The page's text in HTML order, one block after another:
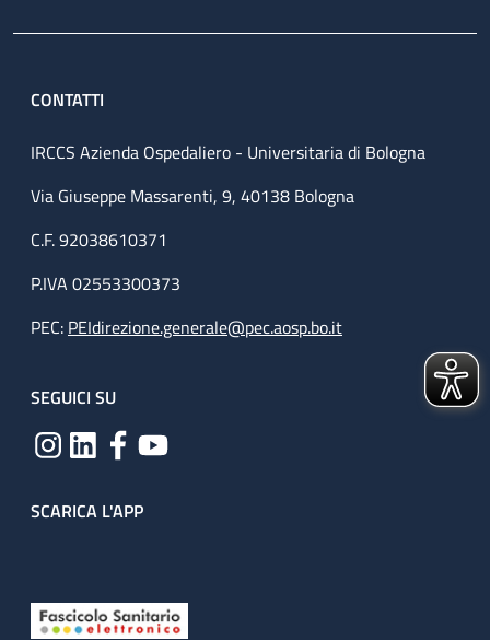
CONTATTI
IRCCS Azienda Ospedaliero - Universitaria di Bologna
Via Giuseppe Massarenti, 9, 40138 Bologna
C.F. 92038610371
P.IVA 02553300373
PEC: PEIdirezione.generale@pec.aosp.bo.it
SEGUICI SU
SCARICA L'APP